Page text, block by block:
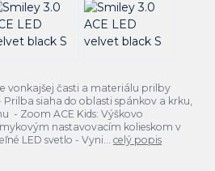
vonkajšej časti a materiálu prilby
Prilba siaha do oblasti spánkov a krku,
- Zoom ACE Kids: Výškovo
nastavovacím kolieskom v
LED svetlo - Vyni... celý popis